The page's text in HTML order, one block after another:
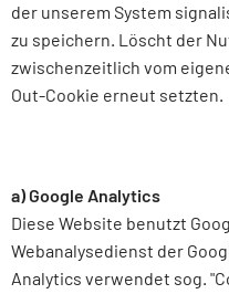
der unserem System
zu speichern. Löscht der
zwischenzeitlich vom
Out-Cookie erneut setzten.
a) Google Analytics
Diese Website benutzt
Webanalysedienst der
Analytics verwendet sog.